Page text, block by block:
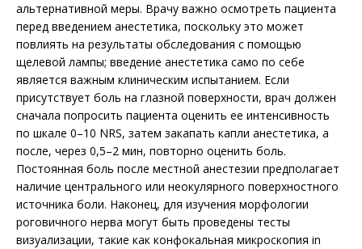
альтернативной меры. Врачу важно осмотреть пациента
перед введением анестетика, поскольку это может
повлиять на результаты обследования с помощью
щелевой лампы; введение анестетика само по себе
является важным клиническим испытанием. Если
присутствует боль на глазной поверхности, врач должен
сначала попросить пациента оценить ее интенсивность
по шкале 0–10 NRS, затем закапать капли анестетика, а
после, через 0,5–2 мин, повторно оценить боль.
Постоянная боль после местной анестезии предполагает
наличие центрального или неокулярного поверхностного
источника боли. Наконец, для изучения морфологии
роговичного нерва могут быть проведены тесты
визуализации, такие как конфокальная микроскопия in